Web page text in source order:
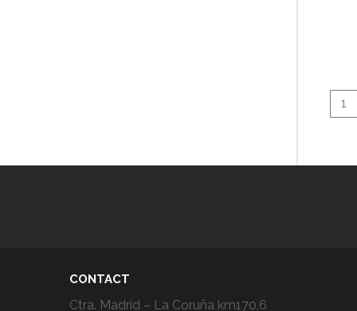
1
CONTACT
Ctra. Madrid – La Coruña km170,6